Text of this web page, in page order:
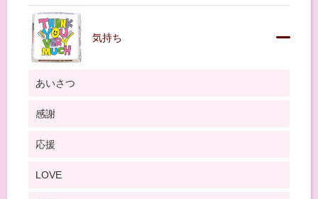
気持ち
あいさつ
感謝
応援
LOVE